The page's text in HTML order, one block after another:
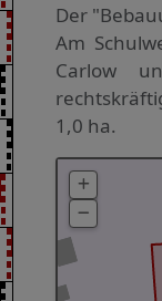
Der
Am
Carlow
1,0 ha.